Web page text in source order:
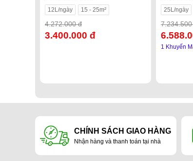
12L/ngày 15 - 25m²
4.272.000 đ
3.400.000 đ
25L/ngày
1 Khuyến
CHÍNH SÁCH GIAO HÀNG
Nhận hàng và thanh toán tại nhà